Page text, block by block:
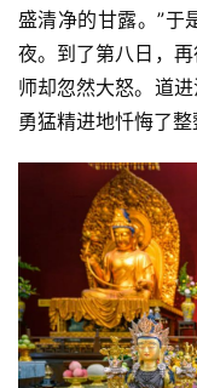
盛清净的甘露。”于
夜。到了第八日，
师却忽然大怒。道
勇猛精进地忏悔了整